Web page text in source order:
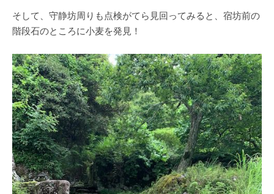
そして、守静坊周りも点検がてら見回ってみると、宿坊前の
階段石のところに小麦を発見！